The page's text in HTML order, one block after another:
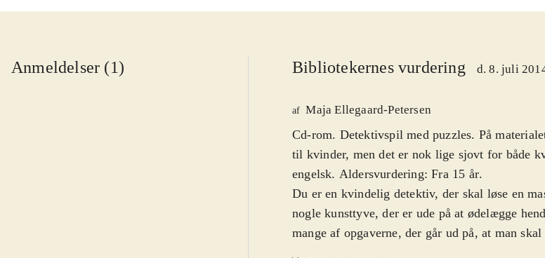
Anmeldelser (1) Bibliotekernes vurdering d. 8. juli
af Maja Ellegaard-Petersen
Cd-rom. Detektivspil med puzzles. På
til kvinder, men det er nok lige sjovt for både
engelsk. Aldersvurdering: Fra 15 år.
Du er en kvindelig detektiv, der skal løse en
nogle kunsttyve, der er ude på at ødelægge
mange af opgaverne, der går ud på, at man